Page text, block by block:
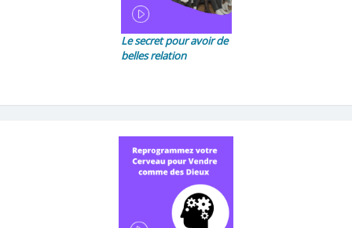
Le secret pour avoir de
belles relation